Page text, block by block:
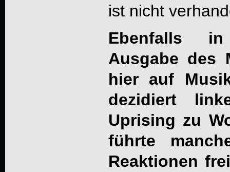
ist nicht
Ebenfalls
Ausgabe des
hier auf
dezidiert
Uprising zu
führte
Reaktionen